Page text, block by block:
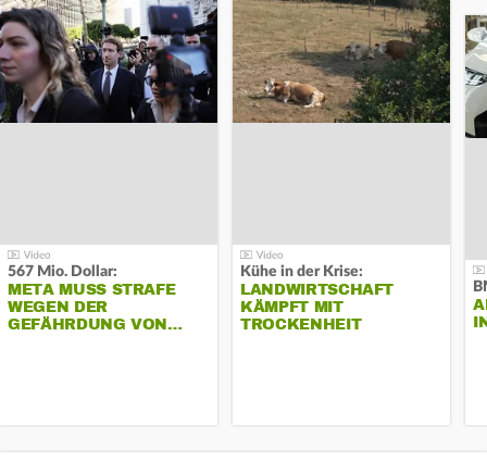
567 Mio. Dollar:
META MUSS STRAFE
WEGEN DER
GEFÄHRDUNG VON…
Kühe in der Krise:
LANDWIRTSCHAFT
KÄMPFT MIT
TROCKENHEIT